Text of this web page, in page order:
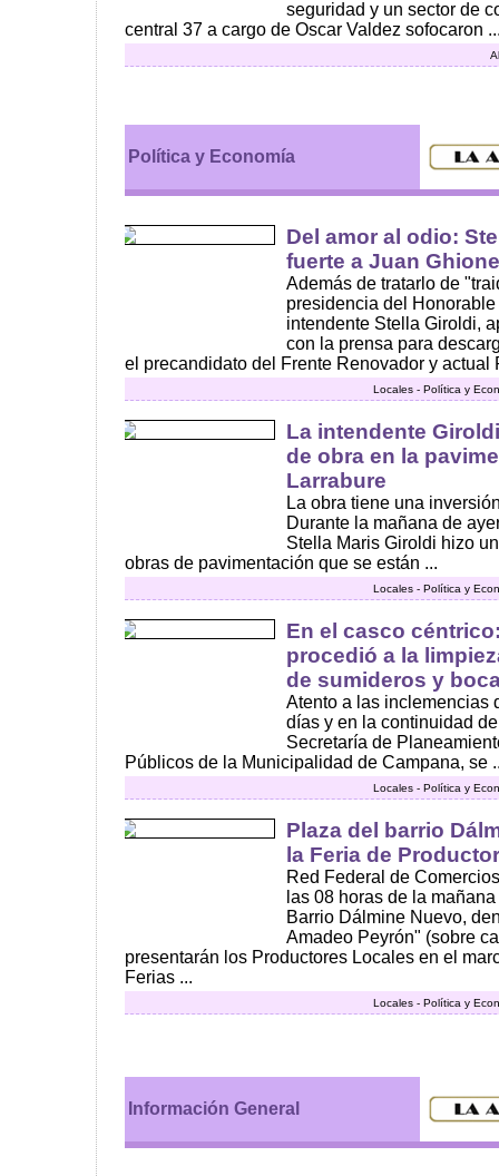
seguridad y un sector de
central 37 a cargo de Oscar Valdez sofocaron
Política y Economía
Del amor al odio:
fuerte a Juan Ghione
Además de tratarlo de
presidencia del
intendente Stella Giroldi,
con la prensa para
el precandidato del Frente Renovador y actual
Locales - Política y
La intendente
de obra en la
Larrabure
La obra tiene una
Durante la mañana de
Stella Maris Giroldi hizo
obras de pavimentación que se están ...
Locales - Política y
En el casco
procedió a la
de sumideros y
Atento a las inclemencias
días y en la continuidad
Secretaría de
Públicos de la Municipalidad de Campana, se
Locales - Política y
Plaza del barrio
la Feria de
Red Federal de
las 08 horas de la
Barrio Dálmine Nuevo,
Amadeo Peyrón" (sobre
presentarán los Productores Locales en el
Ferias ...
Locales - Política y
Información General